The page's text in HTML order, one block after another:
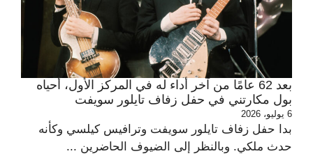
بعد 62 عامًا من آخر أداء له في المركز الأول، أحياه
بول مكارتني في حفل زفاف تايلور سويفت
6 يوليو، 2026
بدا حفل زفاف تايلور سويفت وترافيس كيلسي وكأنه
حدث ملكي. وبالنظر إلى الضيوف الحاضرين ...